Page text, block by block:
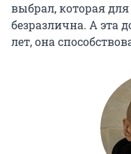
выбрал, которая
безразлична. А эта
лет, она